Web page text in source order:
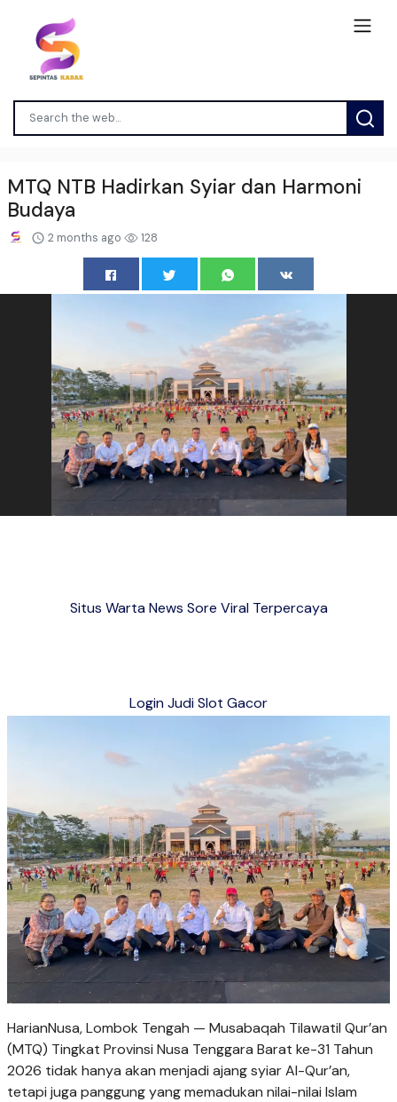
MTQ NTB Hadirkan Syiar dan Harmoni
Budaya
2 months ago 128
Situs Warta News Sore Viral Terpercaya
Login Judi Slot Gacor
HarianNusa, Lombok Tengah — Musabaqah Tilawatil Qur’an
(MTQ) Tingkat Provinsi Nusa Tenggara Barat ke-31 Tahun
2026 tidak hanya akan menjadi ajang syiar Al-Qur’an,
tetapi juga panggung yang memadukan nilai-nilai Islam